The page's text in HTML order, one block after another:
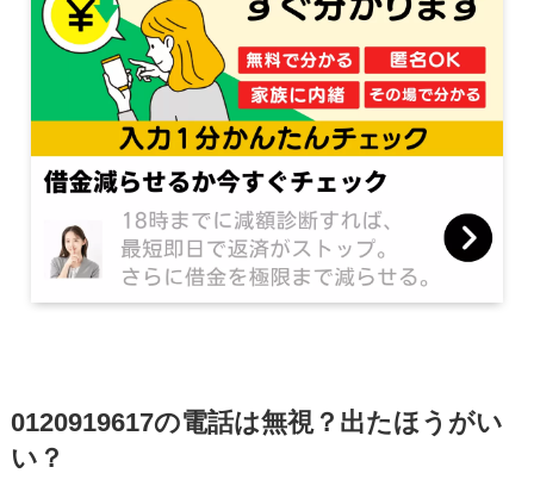
0120919617の電話は無視？出たほうがい
い？